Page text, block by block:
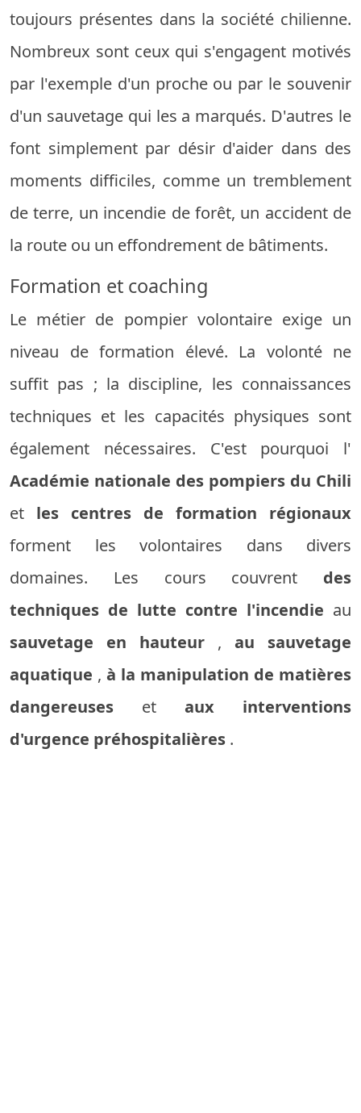
toujours présentes dans la société chilienne.
Nombreux sont ceux qui s'engagent motivés
par l'exemple d'un proche ou par le souvenir
d'un sauvetage qui les a marqués. D'autres le
font simplement par désir d'aider dans des
moments difficiles, comme un tremblement
de terre, un incendie de forêt, un accident de
la route ou un effondrement de bâtiments.
Formation et coaching
Le métier de pompier volontaire exige un
niveau de formation élevé. La volonté ne
suffit pas ; la discipline, les connaissances
techniques et les capacités physiques sont
également nécessaires. C'est pourquoi l'
Académie nationale des pompiers du Chili
et les centres de formation régionaux
forment les volontaires dans divers
domaines. Les cours couvrent des
techniques de lutte contre l'incendie au
sauvetage en hauteur , au sauvetage
aquatique , à la manipulation de matières
dangereuses et aux interventions
d'urgence préhospitalières .